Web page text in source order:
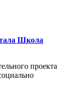
Школа
проекта